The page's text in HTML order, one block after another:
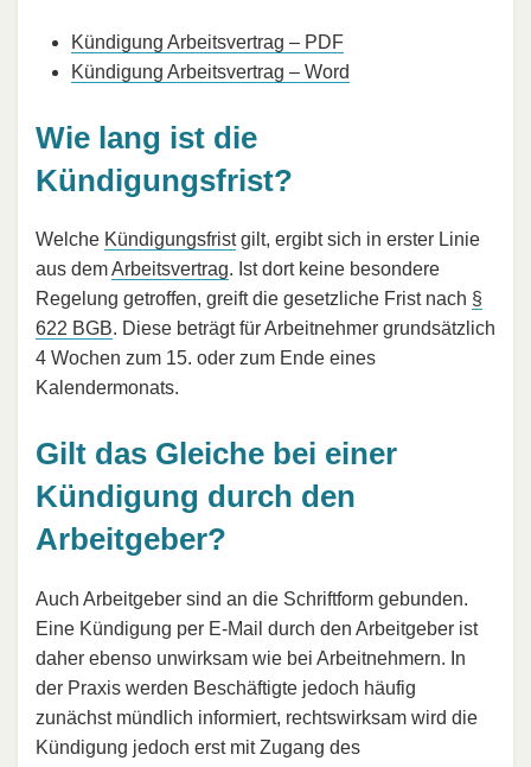
Kündigung Arbeitsvertrag – PDF
Kündigung Arbeitsvertrag – Word
Wie lang ist die
Kündigungsfrist?
Welche Kündigungsfristgilt, ergibt sich in erster Linie
aus demArbeitsvertrag. Ist dort keine besondere
Regelung getroffen, greift die gesetzliche Frist nach §
622 BGB. Diese beträgt für Arbeitnehmer grundsätzlich
4 Wochen zum 15. oder zum Ende eines
Kalendermonats.
Gilt das Gleiche bei einer
Kündigung durch den
Arbeitgeber?
Auch Arbeitgeber sind an die Schriftform gebunden.
Eine Kündigung per E-Mail durch den Arbeitgeber ist
daher ebenso unwirksam wie bei Arbeitnehmern. In
der Praxis werden Beschäftigte jedoch häufig
zunächst mündlich informiert, rechtswirksam wird die
Kündigung jedoch erst mit Zugang des